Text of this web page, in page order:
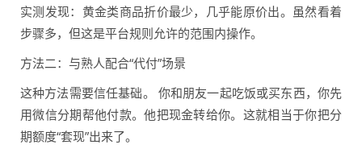
实测发现：黄金类商品折价最少，几乎能原价出。虽然看着
步骤多，但这是平台规则允许的范围内操作。
方法二：与熟人配合“代付”场景
这种方法需要信任基础。 你和朋友一起吃饭或买东西，你先
用微信分期帮他付款。他把现金转给你。这就相当于你把分
期额度“套现”出来了。